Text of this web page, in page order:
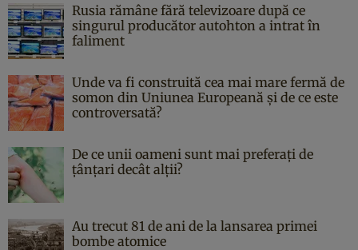
Rusia rămâne fără televizoare după ce
singurul producător autohton a intrat în
faliment
Unde va fi construită cea mai mare fermă de
somon din Uniunea Europeană și de ce este
controversată?
De ce unii oameni sunt mai preferați de
țânțari decât alții?
Au trecut 81 de ani de la lansarea primei
bombe atomice